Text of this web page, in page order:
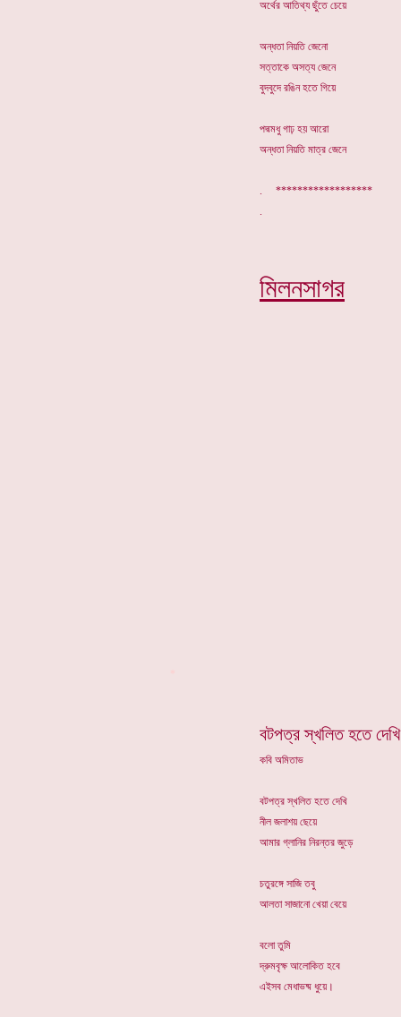
অর্থের আতিথ্য ছুঁতে চেয়ে
অন্ধতা নিয়তি জেনো
সত্তাকে অসত্য জেনে
বুদবুদে রঙিন হতে গিয়ে
পদ্মমধু গাঢ় হয় আরো
অন্ধতা নিয়তি মাত্র জেনে
. ******************
মিলনসাগর
বটপত্র স্খলিত হতে দেখি
কবি অমিতাভ
বটপত্র স্খলিত হতে দেখি
নীল জলাশয় ছেয়ে
আমার গ্লানির নিরন্তর জুড়ে
চতুরঙ্গে সাজি তবু
আলতা সাজানো খেয়া বেয়ে
বলো তুমি
দ্রুমবৃক্ষ আলোকিত হবে
এইসব মেধাভষ্ম ধুয়ে।